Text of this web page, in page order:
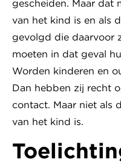
gescheiden. Maar dat
van het kind is en als
gevolgd die daarvoor
moeten in dat geval
Worden kinderen en
Dan hebben zij recht
contact. Maar niet als
van het kind is.